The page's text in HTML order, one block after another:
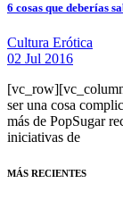
6 cosas que deberías
Cultura Erótica
02 Jul 2016
ser una cosa
más de PopSugar
iniciativas de
MÁS RECIENTES